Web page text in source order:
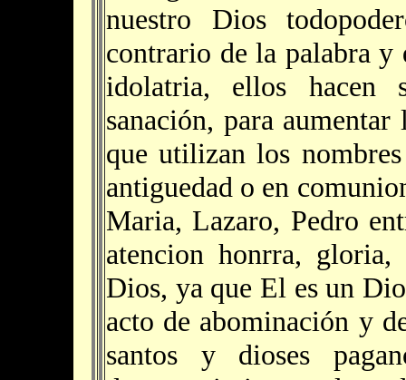
nuestro Dios
contrario de la palabra y
idolatria, ellos hacen
sanación, para
que utilizan los
antiguedad o en
Maria, Lazaro, Pedro
atencion honrra,
Dios, ya que El es un
acto de abominación y
santos y dioses